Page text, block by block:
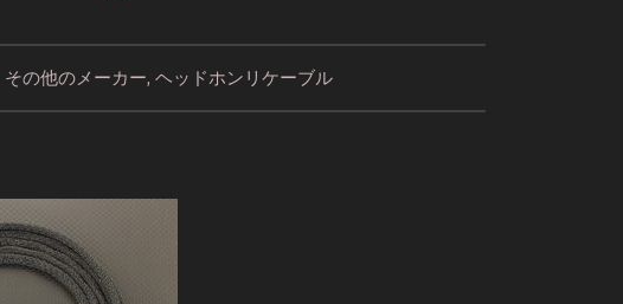
その他のメーカー, ヘッドホンリケーブル